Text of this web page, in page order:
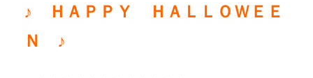
♪ ＨＡＰＰＹ ＨＡＬＬＯＷＥＥ
Ｎ ♪